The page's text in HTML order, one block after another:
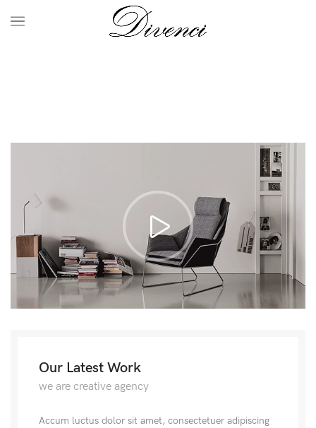
Our Latest Work
we are creative agency
Accum luctus dolor sit amet, consectetuer adipiscing